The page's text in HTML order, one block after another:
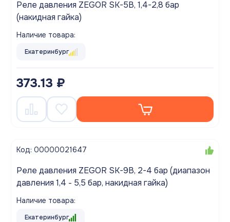
Реле давления ZEGOR SK-5B, 1,4-2,8 бар
(накидная гайка)
Наличие товара:
Екатеринбург
373.13 ₽
Код: 00000021647
Реле давления ZEGOR SK-9B, 2-4 бар (диапазон
давления 1,4 - 5,5 бар, накидная гайка)
Наличие товара:
Екатеринбург